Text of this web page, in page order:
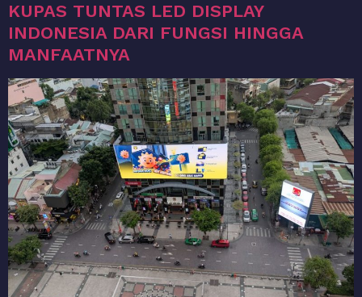
KUPAS TUNTAS LED DISPLAY
INDONESIA DARI FUNGSI HINGGA
MANFAATNYA